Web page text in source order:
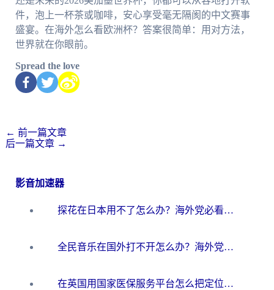
件，泡上一杯茶或咖啡，安心享受毫无隔阂的中文赛事
盛宴。在海外怎么看欧洲杯？答案很简单：用对方法，
世界就在你眼前。
Spread the love
← 前一篇文章
后一篇文章 →
影音加速器
探花在日本用不了怎么办？海外党必看的回国加速解决方案（附多场景实测）
全民音乐在国外打不开怎么办？海外党亲测有效的回国加速方案
在英国用国家医保服务平台怎么把定位修改到中国国内？海外党必看的解决指南（附腾讯视频伊对可用方法）